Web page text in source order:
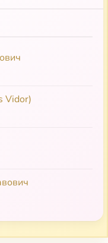
Vidor)